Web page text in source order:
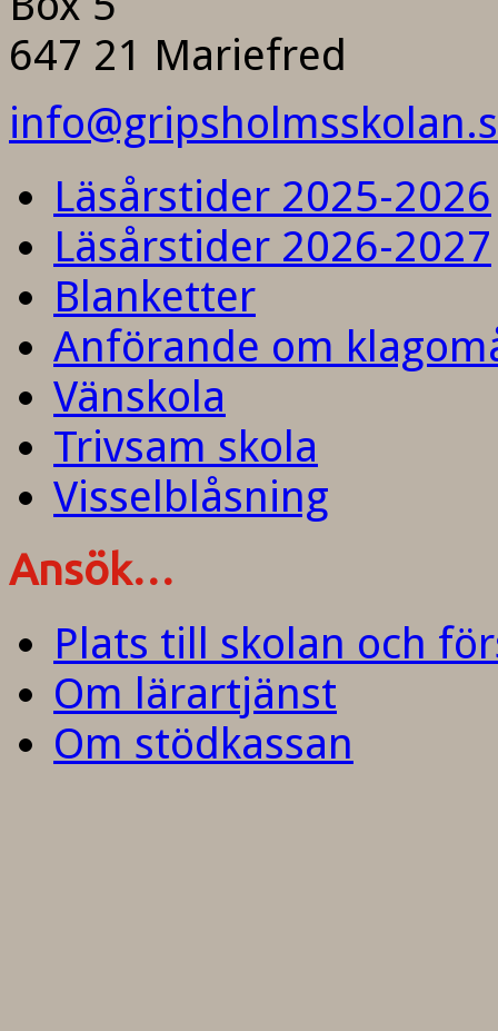
647 21 Mariefred
Läsårstider 2025-2026
Läsårstider 2026-2027
Blanketter
Anförande om
Vänskola
Trivsam skola
Visselblåsning
Ansök…
Plats till skolan och
Om lärartjänst
Om stödkassan